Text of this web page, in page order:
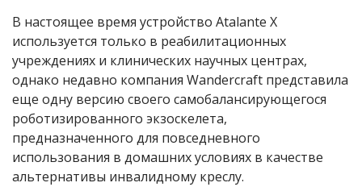
В настоящее время устройство Atalante X
используется только в реабилитационных
учреждениях и клинических научных центрах,
однако недавно компания Wandercraft представила
еще одну версию своего самобалансирующегося
роботизированного экзоскелета,
предназначенного для повседневного
использования в домашних условиях в качестве
альтернативы инвалидному креслу.